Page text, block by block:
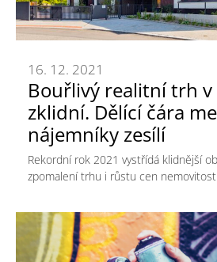
Bouřlivý realitní trh v
zklidní. Dělící čára
nájemníky zesílí
16. 12. 2021
Rekordní rok 2021 vystřídá klidnější
zpomalení trhu i růstu cen